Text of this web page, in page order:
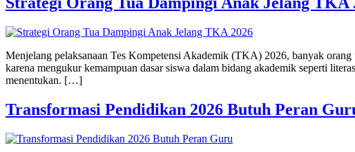
Menjelang pelaksanaan Tes Kompetensi Akademik (TKA) 2026, banyak
karena mengukur kemampuan dasar siswa dalam bidang akademik seperti
menentukan. […]
Transformasi Pendidikan 2026 Butuh Peran